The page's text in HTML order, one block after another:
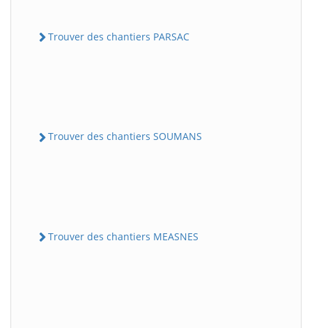
Trouver des chantiers PARSAC
Trouver des chantiers SOUMANS
Trouver des chantiers MEASNES